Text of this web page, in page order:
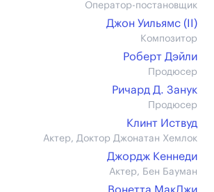
Оператор-постановщик
Джон Уильямс (II)
Композитор
Роберт Дэйли
Продюсер
Ричард Д. Занук
Продюсер
Клинт Иствуд
Актер, Доктор Джонатан Хемлок
Джордж Кеннеди
Актер, Бен Бауман